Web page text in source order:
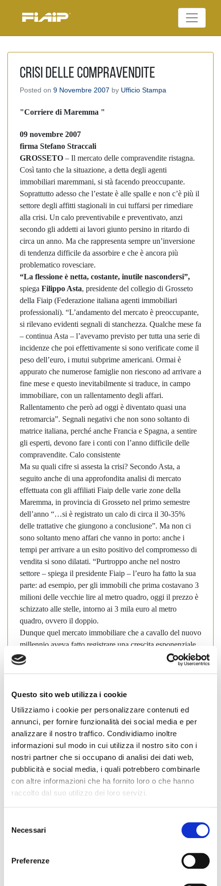
Questo sito web utilizza i cookie
Utilizziamo i cookie per personalizzare contenuti ed
annunci, per fornire funzionalità dei social media e per
analizzare il nostro traffico. Condividiamo inoltre
informazioni sul modo in cui utilizza il nostro sito con i
nostri partner che si occupano di analisi dei dati web,
pubblicità e social media, i quali potrebbero combinarle
con altre informazioni che ha fornito loro o che hanno
raccolto dal suo utilizzo dei loro servizi.
Necessari
Preferenze
Federazione Italiana
crisi delle compravendite
Posted on 9 Novembre 2007 by Ufficio Stampa
"Corriere di Maremma "
09 novembre 2007
firma Stefano Straccali
GROSSETO – Il mercato delle compravendite ristagna.
Così tanto che la situazione, a detta degli agenti
immobiliari maremmani, si stà facendo preoccupante.
Soprattutto adesso che l’estate è alle spalle e non c’è più il
settore degli affitti stagionali in cui tuffarsi per rimediare
alla crisi. Un calo preventivabile e preventivato, anzi
secondo gli addetti ai lavori giunto persino in ritardo di
circa un anno. Ma che rappresenta sempre un’inversione
di tendenza difficile da assorbire e che è ancora più
problematico rovesciare.
“La flessione è netta, costante, inutile nascondersi”,
spiega Filippo Asta, presidente del collegio di Grosseto
della Fiaip (Federazione italiana agenti immobiliari
professionali). “L’andamento del mercato è preoccupante,
si rilevano evidenti segnali di stanchezza. Qualche mese fa
– continua Asta – l’avevamo previsto per tutta una serie di
incidenze che poi effettivamente si sono verificate come il
peso dell’euro, i mutui subprime americani. Ormai è
appurato che numerose famiglie non riescono ad arrivare a
fine mese e questo inevitabilmente si traduce, in campo
immobiliare, con un rallentamento degli affari.
Rallentamento che però ad oggi è diventato quasi una
retromarcia”. Segnali negativi che non sono soltanto di
matrice italiana, perché anche Francia e Spagna, a sentire
gli esperti, devono fare i conti con l’anno difficile delle
compravendite. Calo consistente
Ma su quali cifre si assesta la crisi? Secondo Asta, a
seguito anche di una approfondita analisi di mercato
effettuata con gli affiliati Fiaip delle varie zone della
Maremma, in provincia di Grosseto nel primo semestre
dell’anno “…si è registrato un calo di circa il 30-35%
delle trattative che giungono a conclusione”. Ma non ci
sono soltanto meno affari che vanno in porto: anche i
tempi per arrivare a un esito positivo del compromesso di
vendita si sono dilatati. “Purtroppo anche nel nostro
settore – spiega il presidente Fiaip – l’euro ha fatto la sua
parte: ad esempio, per gli immobili che prima costavano 3
milioni delle vecchie lire al metro quadro, oggi il prezzo è
schizzato alle stelle, intorno ai 3 mila euro al metro
quadro, ovvero il doppio.
Dunque quel mercato immobiliare che a cavallo del nuovo
millennio aveva fatto registrare una crescita esponenziale
“…grazie al costo del denaro avvicinabile quasi da
chiunque, il che ha permesso vendite e conclusioni
baratro. Colpa “…dell’inversione di tendenza d
Nome Associato